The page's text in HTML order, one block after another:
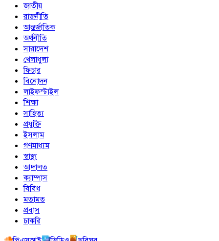
জাতীয়
রাজনীতি
আন্তর্জাতিক
অর্থনীতি
সারাদেশ
খেলাধুলা
ফিচার
বিনোদন
লাইফস্টাইল
শিক্ষা
সাহিত্য
প্রযুক্তি
ইসলাম
গণমাধ্যম
স্বাস্থ্য
আদালত
ক্যাম্পাস
বিবিধ
মতামত
প্রবাস
চাকরি